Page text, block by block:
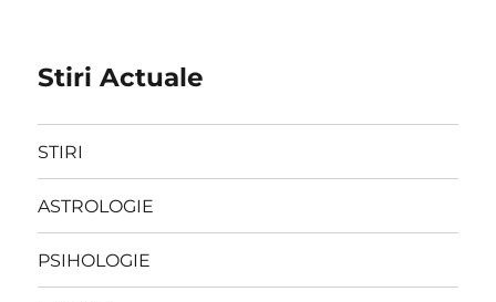
Stiri Actuale
STIRI
ASTROLOGIE
PSIHOLOGIE